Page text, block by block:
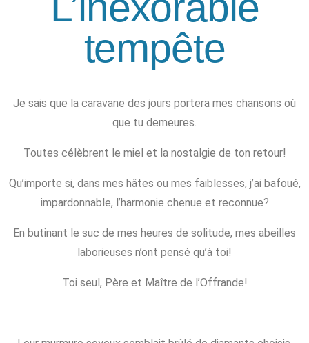
tempête
Je sais que la caravane des jours portera mes chansons où
que tu demeures.
Toutes célèbrent le miel et la nostalgie de ton retour!
Qu’importe si, dans mes hâtes ou mes faiblesses, j’ai bafoué,
impardonnable, l’harmonie chenue et reconnue?
En butinant le suc de mes heures de solitude, mes abeilles
laborieuses n’ont pensé qu’à toi!
Toi seul, Père et Maître de l’Offrande!